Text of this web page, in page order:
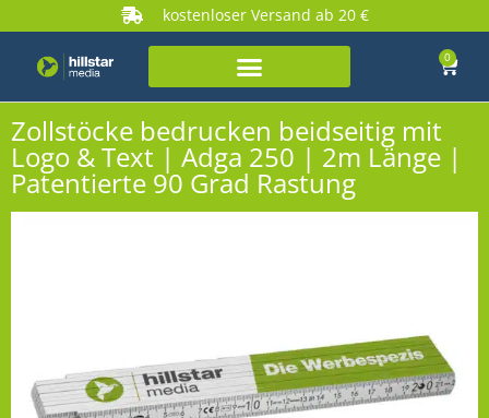
kostenloser Versand ab 20 €
0
Zollstöcke bedrucken beidseitig mit
Logo & Text | Adga 250 | 2m Länge |
Patentierte 90 Grad Rastung